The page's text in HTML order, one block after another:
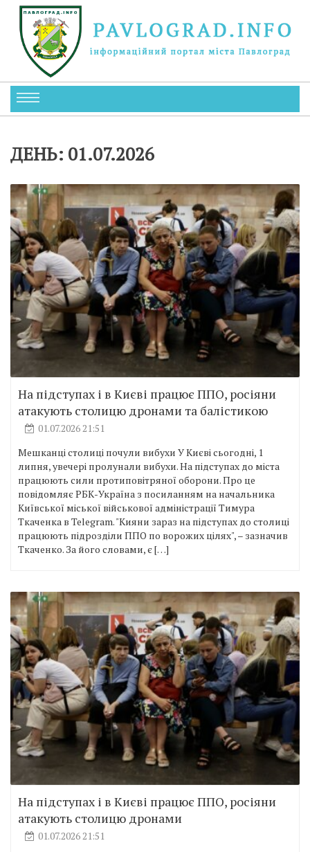
ДЕНЬ: 01.07.2026
На підступах і в Києві працює ППО, росіяни
атакують столицю дронами та балістикою
01.07.2026 21:51
Мешканці столиці почули вибухи У Києві сьогодні, 1
липня, увечері пролунали вибухи. На підступах до міста
працюють сили протиповітряної оборони. Про це
повідомляє РБК-Україна з посиланням на начальника
Київської міської військової адміністрації Тимура
Ткаченка в Telegram. "Кияни зараз на підступах до столиці
працюють підрозділи ППО по ворожих цілях", – зазначив
Ткаченко. За його словами, є […]
На підступах і в Києві працює ППО, росіяни
атакують столицю дронами
01.07.2026 21:51